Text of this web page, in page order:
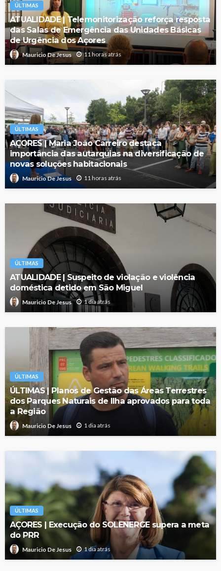
ÚLTIMAS
ATUALIDADE | Telemonitorização reforça resposta
das Salas de Emergência das Unidades Básicas
de Urgência dos Açores
Mauricio De Jesus 11 horas atrás
ÚLTIMAS
AÇORES | Maria João Carreiro destaca
importância das autarquias na diversificação de
novas soluções habitacionais
Mauricio De Jesus 11 horas atrás
ÚLTIMAS
ATUALIDADE | Suspeito de violação e violência
doméstica detido em São Miguel
Mauricio De Jesus 1 dia atrás
ÚLTIMAS
ÚLTIMAS | Planos de Gestão das Áreas Terrestres
dos Parques Naturais de Ilha aprovados para toda
a Região
Mauricio De Jesus 1 dia atrás
ÚLTIMAS
AÇORES | Execução do SOLENERGE supera a meta
do PRR
Mauricio De Jesus 1 dia atrás